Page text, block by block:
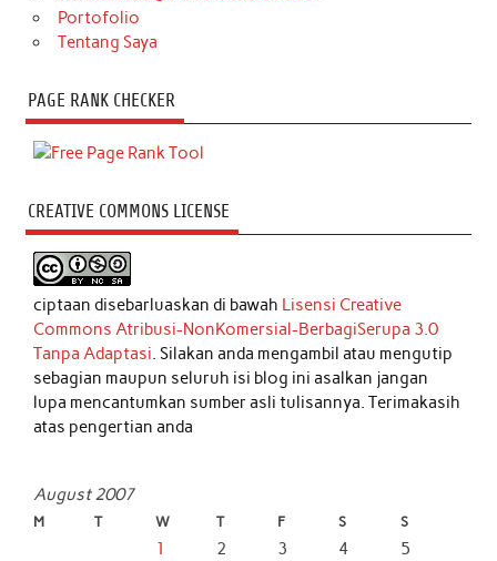
Portofolio
Tentang Saya
PAGE RANK CHECKER
CREATIVE COMMONS LICENSE
ciptaan disebarluaskan di bawah Lisensi Creative
Commons Atribusi-NonKomersial-BerbagiSerupa 3.0
Tanpa Adaptasi. Silakan anda mengambil atau mengutip
sebagian maupun seluruh isi blog ini asalkan jangan
lupa mencantumkan sumber asli tulisannya. Terimakasih
atas pengertian anda
August 2007
M T W T F S S
1 2 3 4
5